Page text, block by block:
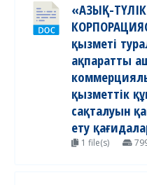
«АЗЫҚ-ТҮЛІК
қызметі
ақпаратты
қызметтік
сақталуын
ету
1 file(s)